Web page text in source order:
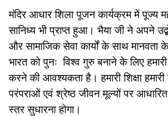
मंदिर आधार शिला पूजन कार्यक्रम में पूज्य
सानिध्य भी प्राप्त हुआ। भैया जी ने अपने
और सामाजिक सेवा कार्यों के साथ मानवता
भारत को पुनः विश्व गुरु बनाने के लिए हमारी
करने की आवश्यकता है। हमारी शिक्षा
परंपराओं एवं श्रेष्ठ जीवन मूल्यों पर आधारित
स्तर सुधारना होगा।